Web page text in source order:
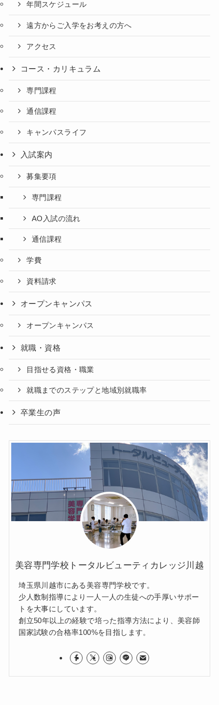
年間スケジュール
遠方からご入学をお考えの方へ
アクセス
コース・カリキュラム
専門課程
通信課程
キャンパスライフ
入試案内
募集要項
専門課程
AO入試の流れ
通信課程
学費
資料請求
オープンキャンパス
オープンキャンパス
就職・資格
目指せる資格・職業
就職までのステップと地域別就職率
卒業生の声
美容専門学校トータルビューティカレッジ川越
埼玉県川越市にある美容専門学校です。
少人数制指導により一人一人の生徒への手厚いサポー
トを大事にしています。
創立50年以上の経験で培った指導方法により、美容師
国家試験の合格率100%を目指します。